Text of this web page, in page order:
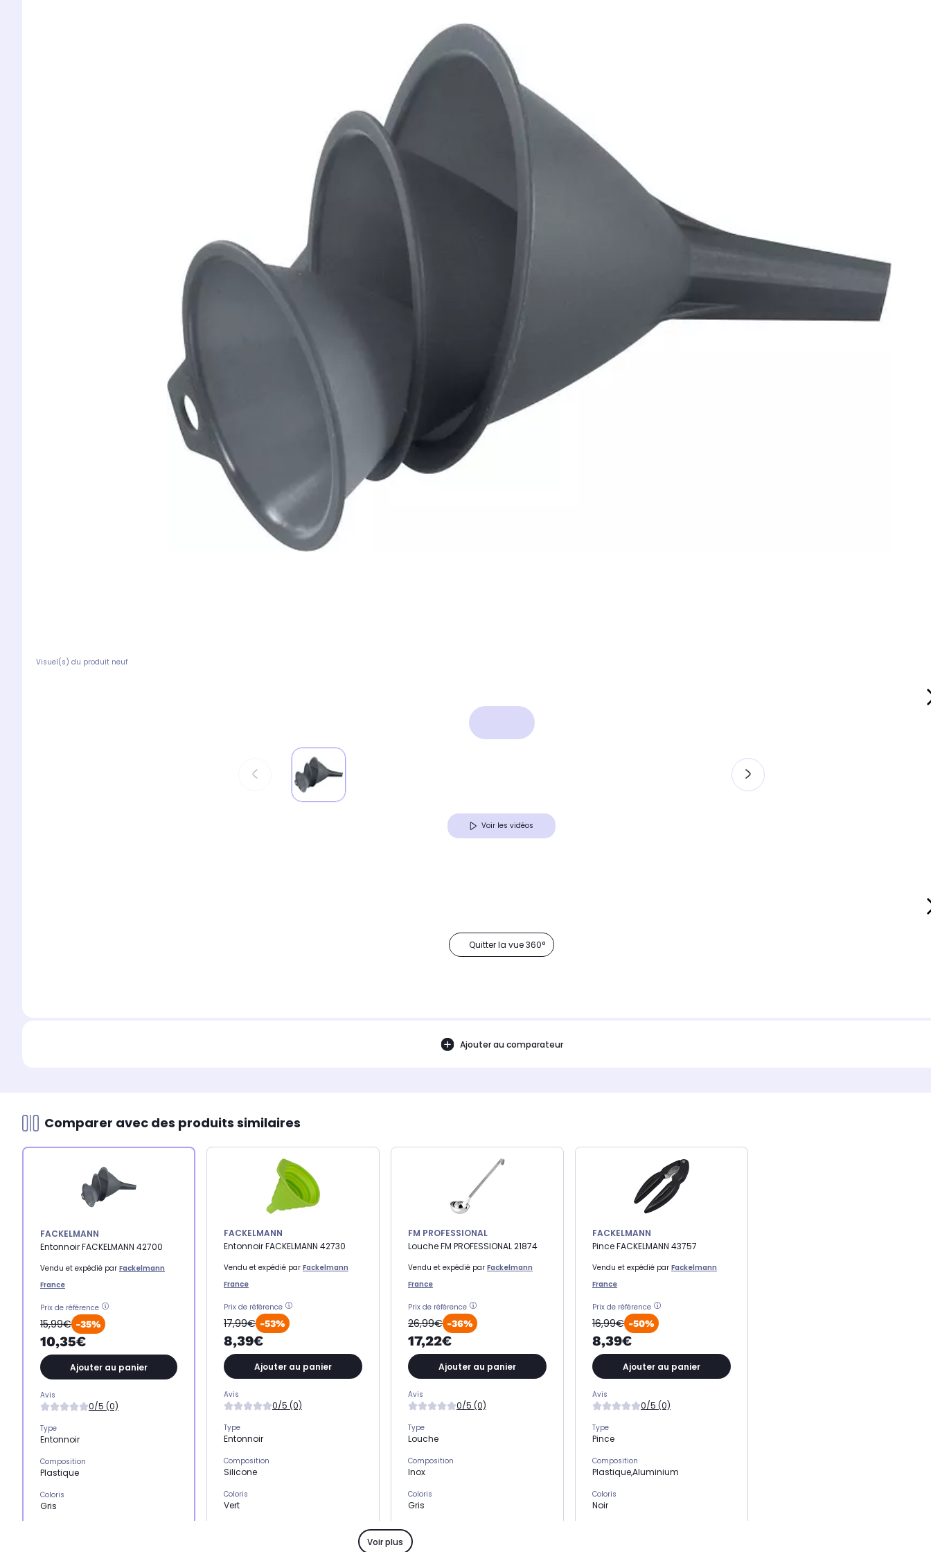
Visuel(s) du produit neuf
Voir les vidéos
Quitter la vue 360°
Ajouter au comparateur
Comparer avec des produits similaires
FACKELMANN
Entonnoir FACKELMANN 42700
Vendu et expédié par Fackelmann
France
Prix de référence
15,99€ -35%
10,35€
Ajouter au panier
Avis
0/5 (0)
Type
Entonnoir
Composition
Plastique
Coloris
Gris
FACKELMANN
Entonnoir FACKELMANN 42730
Vendu et expédié par Fackelmann
France
Prix de référence
17,99€ -53%
8,39€
Ajouter au panier
Avis
0/5 (0)
Type
Entonnoir
Composition
Silicone
Coloris
Vert
FM PROFESSIONAL
Louche FM PROFESSIONAL 21874
Vendu et expédié par Fackelmann
France
Prix de référence
26,99€ -36%
17,22€
Ajouter au panier
Avis
0/5 (0)
Type
Louche
Composition
Inox
Coloris
Gris
Acier inoxydable
FACKELMANN
Pince FACKELMANN 43757
Vendu et expédié par Fackelmann
France
Prix de référence
16,99€ -50%
8,39€
Ajouter au panier
Avis
0/5 (0)
Type
Pince
Composition
Plastique,Aluminium
Coloris
Noir
Voir plus